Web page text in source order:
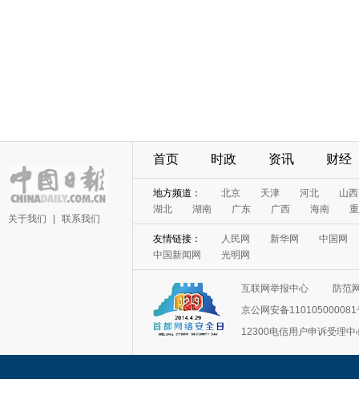
关于我们 联系我们
首页 时政 资讯 财经
地方频道： 北京 天津 河北
山西
湖北
湖南 广东 广西 海南
友情链接： 人民网 新华网
中国网
中国新闻网
光明网
互联网举报中心
防范
京公网安备110105000081
12300电信用户申诉受理中